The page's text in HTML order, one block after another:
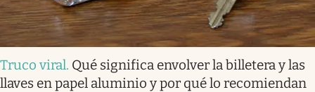
Truco viral. Qué significa envolver la billetera y las
llaves en papel aluminio y por qué lo recomiendan